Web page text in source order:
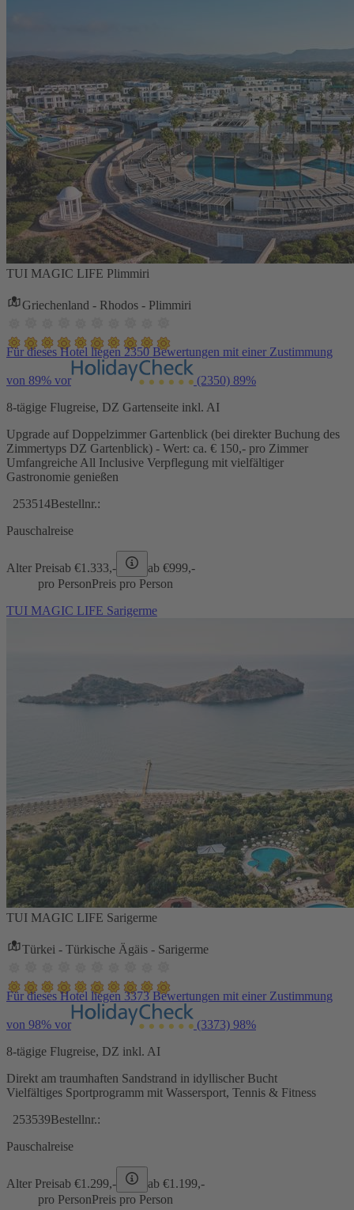
TUI MAGIC LIFE Plimmiri
Griechenland - Rhodos - Plimmiri
Für dieses Hotel liegen 2350 Bewertungen mit einer Zustimmung
von 89% vor (2350) 89%
8-tägige Flugreise, DZ Gartenseite inkl. AI
Upgrade auf Doppelzimmer Gartenblick (bei direkter Buchung des
Zimmertyps DZ Gartenblick) - Wert: ca. € 150,- pro Zimmer
Umfangreiche All Inclusive Verpflegung mit vielfältiger
Gastronomie genießen
253514Bestellnr.:
Pauschalreise
Alter Preisab €1.333,- ab €999,-
pro PersonPreis pro Person
TUI MAGIC LIFE Sarigerme
TUI MAGIC LIFE Sarigerme
Türkei - Türkische Ägäis - Sarigerme
Für dieses Hotel liegen 3373 Bewertungen mit einer Zustimmung
von 98% vor (3373) 98%
8-tägige Flugreise, DZ inkl. AI
Direkt am traumhaften Sandstrand in idyllischer Bucht
Vielfältiges Sportprogramm mit Wassersport, Tennis & Fitness
253539Bestellnr.:
Pauschalreise
Alter Preisab €1.299,- ab €1.199,-
pro PersonPreis pro Person